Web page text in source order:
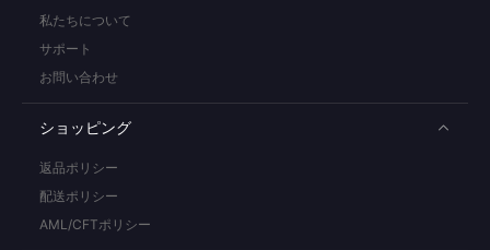
私たちについて
サポート
お問い合わせ
ショッピング
返品ポリシー
配送ポリシー
AML/CFTポリシー